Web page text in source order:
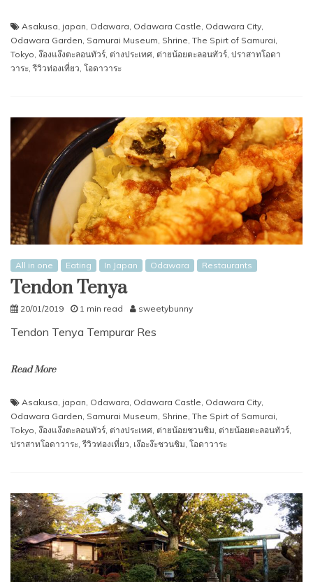
Asakusa japan Odawara Odawara Castle Odawara City
Odawara Garden Samurai Museum Shrine The Spirt of Samurai
Tokyo ง๊องแง๊งตะลอนทัวร์ ต่างประเทศ ต่ายน้อยตะลอนทัวร์ ปราสาทโอดา
วาระ ,รีวิวท่องเที่ยว โอดาวาระ
All in one Eating In Japan Odawara Restaurants
Tendon Tenya
20/01/2019 1 min read sweetybunny
Tendon Tenya Tempurar Res
Read More
Asakusa japan Odawara Odawara Castle Odawara City
Odawara Garden Samurai Museum Shrine The Spirt of Samurai
Tokyo ง๊องแง๊งตะลอนทัวร์ ต่างประเทศ ต่ายน้อยชวนชิม ต่ายน้อยตะลอนทัวร์
ปราสาทโอดาวาระ ,รีวิวท่องเที่ยว เง๊อะง๊ะชวนชิม โอดาวาระ